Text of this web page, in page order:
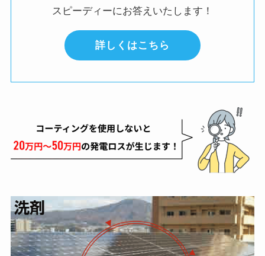
スピーディーにお答えいたします！
詳しくはこちら